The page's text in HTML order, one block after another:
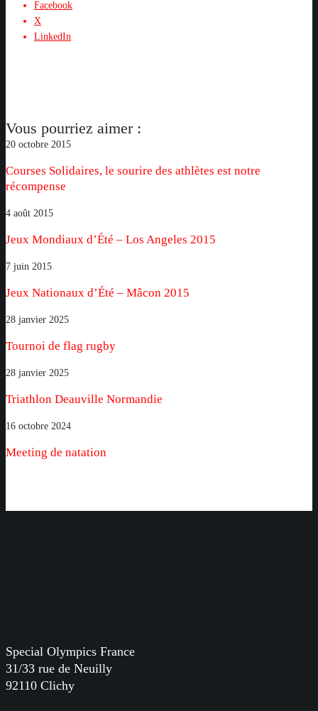
Facebook
X
LinkedIn
Vous pourriez aimer :
Courses
le
sourire
des
est
notre
20 octobre 2015
Courses Solidaires, le sourire des athlètes est notre
récompense
Jeux
–
Angeles
2015
4 août 2015
Jeux Mondiaux d’Été – Los Angeles 2015
Jeux
Nationaux
–
2015
7 juin 2015
Jeux Nationaux d’Été – Mâcon 2015
Tournoi
rugby
28 janvier 2025
Tournoi de flag rugby
Triathlon
Deauville
28 janvier 2025
Triathlon Deauville Normandie
Meeting
natation
16 octobre 2024
Meeting de natation
Special Olympics France
31/33 rue de Neuilly
92110 Clichy